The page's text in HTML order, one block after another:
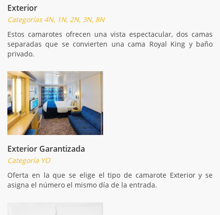
Exterior
Categorías 4N, 1N, 2N, 3N, 8N
Estos camarotes ofrecen una vista espectacular, dos camas
separadas que se convierten una cama Royal King y baño
privado.
Exterior Garantizada
Categoría YO
Oferta en la que se elige el tipo de camarote Exterior y se
asigna el número el mismo día de la entrada.